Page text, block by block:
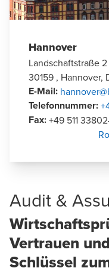
Hannover
Landschaftstraße 2
30159 , Hannover,
E-Mail:
Telefonnummer:
Fax:+49 511
Audit &
Vertrauen
Schlüssel